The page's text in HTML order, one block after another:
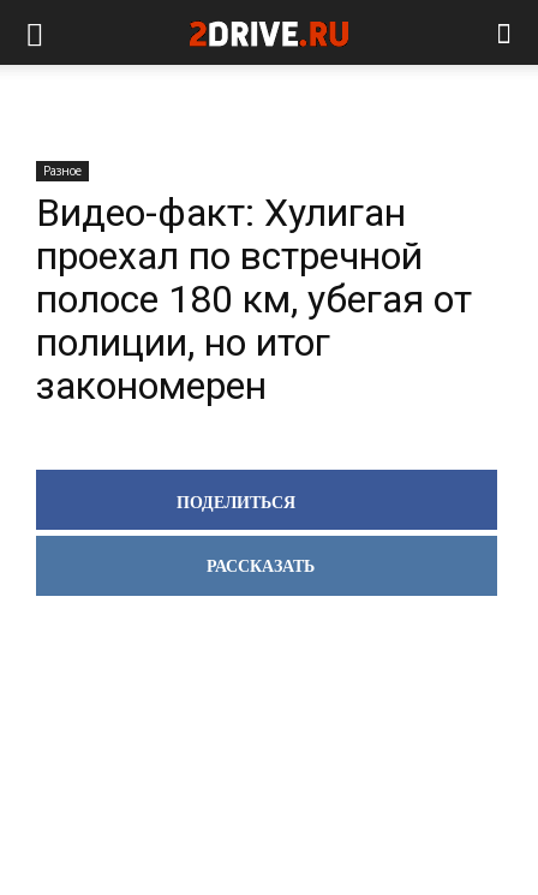
Разное
Видео-факт: Хулиган
проехал по встречной
полосе 180 км, убегая от
полиции, но итог
закономерен
ПОДЕЛИТЬСЯ
РАССКАЗАТЬ